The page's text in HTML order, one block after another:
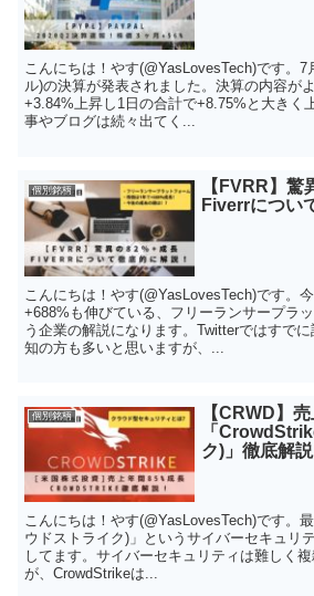
こんにちは！やす(@YasLovesTech)です。
ル)の決算が発表されました。決算の内容が
+3.84%上昇し1日の合計で+8.75%と大きく
事やブログは続々出てく...
個別銘柄
【FVRR】驚
Fiverrについ
こんにちは！やす(@YasLovesTech)です。
+688%も伸びている、フリーランサープラ
う企業の解説になります。Twitterではすで
知の方も多いと思いますが、...
個別銘柄
【CRWD】
「
ク)」徹底解
こんにちは！やす(@YasLovesTech)です。
ウドストライク)」というサイバーセキュリ
してます。サイバーセキュリティは難しく
が、CrowdStrikeは...